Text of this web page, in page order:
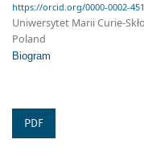
https://orcid.org/0000-0002-
Uniwersytet Marii Curie-
Poland
Biogram
PDF